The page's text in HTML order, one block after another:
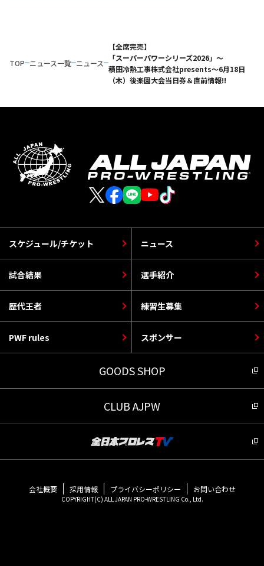
TOP ニュース一覧 ニュース
【全席完売】
「スーパーパワーシリーズ2026」～
積田冷熱工事株式会社presents～6月18日
（木）後楽園大会当日券＆直前情報!!
スケジュール/チケット
選手紹介
PWF rules
ニュース
歴代王者
スポンサー
試合結果
練習生募集
GOODS SHOP
CLUB AJPW
会社概要 採用情報 プライバシーポリシー お問い合わせ
COPYRIGHT(C) ALL JAPAN PRO-WRESTLING Co., Ltd.